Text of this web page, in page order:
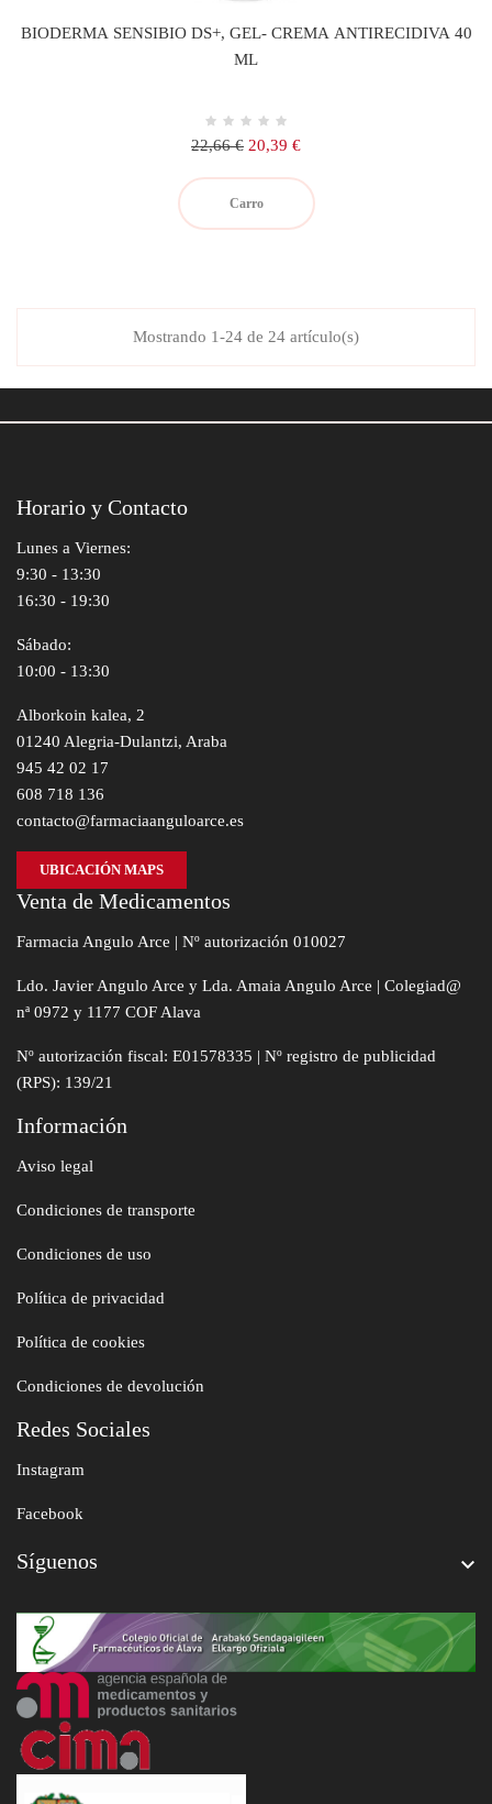
BIODERMA SENSIBIO DS+, GEL- CREMA ANTIRECIDIVA 40
ML
Precio
22,66 € Precio
20,39 €
Carro
Mostrando 1-24 de 24 artículo(s)
Horario y Contacto
Lunes a Viernes:
9:30 - 13:30
16:30 - 19:30
Sábado:
10:00 - 13:30
Alborkoin kalea, 2
01240 Alegria-Dulantzi, Araba
945 42 02 17
608 718 136
contacto@farmaciaanguloarce.es
UBICACIÓN MAPS
Venta de Medicamentos
Farmacia Angulo Arce | Nº autorización 010027
Ldo. Javier Angulo Arce y Lda. Amaia Angulo Arce | Colegiad@
nª 0972 y 1177 COF Alava
Nº autorización fiscal: E01578335 | Nº registro de publicidad
(RPS): 139/21
Información
Aviso legal
Condiciones de transporte
Condiciones de uso
Política de privacidad
Política de cookies
Condiciones de devolución
Redes Sociales
Instagram
Facebook
Síguenos 